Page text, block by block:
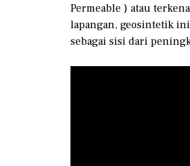
Permeable ) atau
lapangan, geosintetik
sebagai sisi dari